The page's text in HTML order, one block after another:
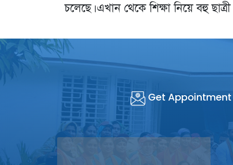
চলেছে। এখান থেকে শিক্ষা নিয়ে বহু
Get Appointment